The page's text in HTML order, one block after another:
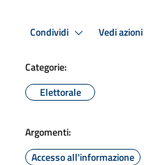
Condividi Vedi azioni
Categorie:
Elettorale
Argomenti:
Accesso all'informazione